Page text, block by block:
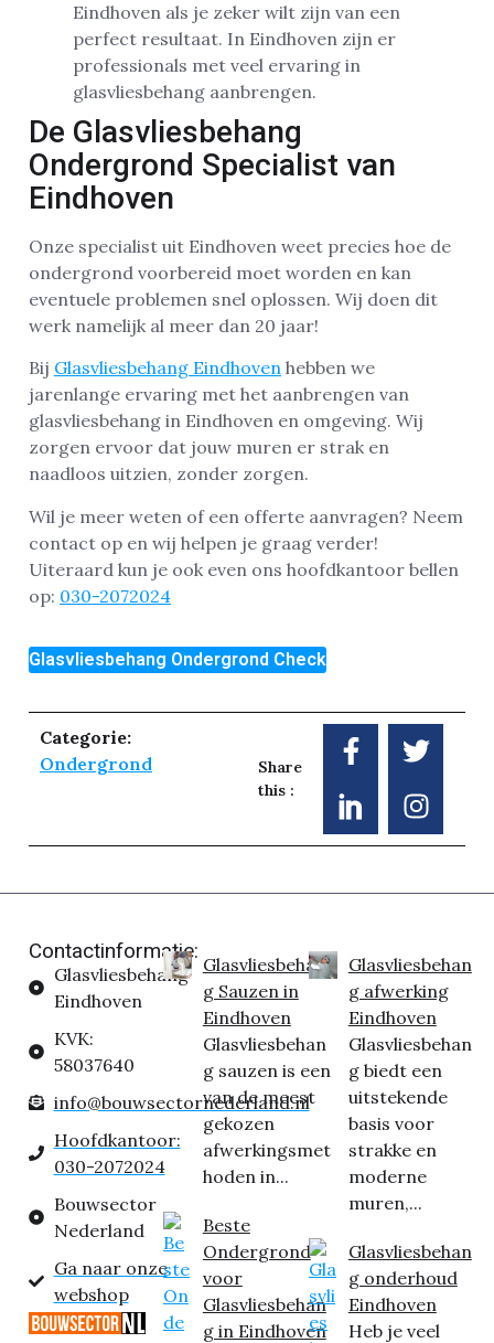
Eindhoven als je zeker wilt zijn van een
perfect resultaat. In Eindhoven zijn er
professionals met veel ervaring in
glasvliesbehang aanbrengen.
De Glasvliesbehang
Ondergrond Specialist van
Eindhoven
Onze specialist uit Eindhoven weet precies hoe de
ondergrond voorbereid moet worden en kan
eventuele problemen snel oplossen. Wij doen dit
werk namelijk al meer dan 20 jaar!
Bij Glasvliesbehang Eindhoven hebben we
jarenlange ervaring met het aanbrengen van
glasvliesbehang in Eindhoven en omgeving. Wij
zorgen ervoor dat jouw muren er strak en
naadloos uitzien, zonder zorgen.
Wil je meer weten of een offerte aanvragen? Neem
contact op en wij helpen je graag verder!
Uiteraard kun je ook even ons hoofdkantoor bellen
op: 030-2072024
Glasvliesbehang Ondergrond Check
Categorie:
Ondergrond
Share
this :
Contactinformatie:
Glasvliesbehang
Eindhoven
KVK:
58037640
info@bouwsectornederland.nl
Hoofdkantoor:
030-2072024
Bouwsector
Nederland
Ga naar onze
webshop
Glasvliesbehan
g Sauzen in
Eindhoven
Glasvliesbehan
g sauzen is een
van de meest
gekozen
afwerkingsmet
hoden in...
Beste
Ondergrond
voor
Glasvliesbehan
g in Eindhoven
Glasvliesbehan
g afwerking
Eindhoven
Glasvliesbehan
g biedt een
uitstekende
basis voor
strakke en
moderne
muren,...
Glasvliesbehan
g onderhoud
Eindhoven
Heb je veel